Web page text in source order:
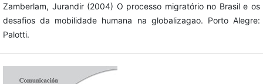
Zamberlam, Jurandir (2004) O processo migratório no Brasil e os
desafios da mobilidade humana na globalizagao. Porto Alegre:
Palotti.